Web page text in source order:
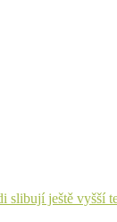
slibují ještě vyšší